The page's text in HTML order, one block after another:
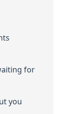
for
you